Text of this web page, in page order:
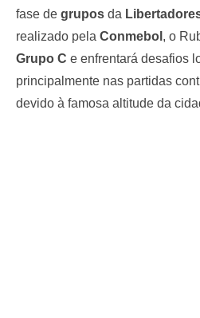
fase de grupos da
realizado pela Conmebol , o
Grupo C e enfrentará desafios
principalmente nas partidas
devido à famosa altitude da